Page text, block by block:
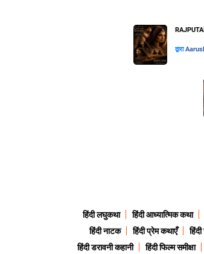
द्वारा
हिंदी लघुकथा हिंदी आध्यात्मिक कथा
हिंदी नाटक
हिंदी प्रेम कथाएँ
हिंदी डरावनी कहानी
हिंदी फिल्म समीक्षा